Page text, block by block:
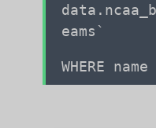
eams`
WHERE